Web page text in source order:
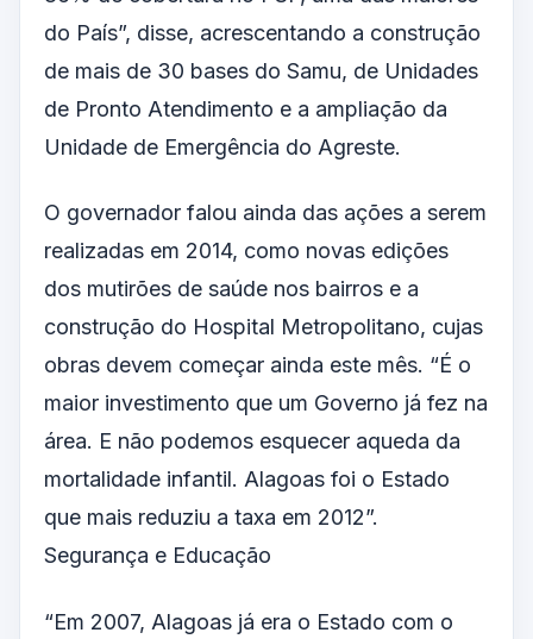
do País”, disse, acrescentando a construção
de mais de 30 bases do Samu, de Unidades
de Pronto Atendimento e a ampliação da
Unidade de Emergência do Agreste.
O governador falou ainda das ações a serem
realizadas em 2014, como novas edições
dos mutirões de saúde nos bairros e a
construção do Hospital Metropolitano, cujas
obras devem começar ainda este mês. “É o
maior investimento que um Governo já fez na
área. E não podemos esquecer aqueda da
mortalidade infantil. Alagoas foi o Estado
que mais reduziu a taxa em 2012”.
Segurança e Educação
“Em 2007, Alagoas já era o Estado com o